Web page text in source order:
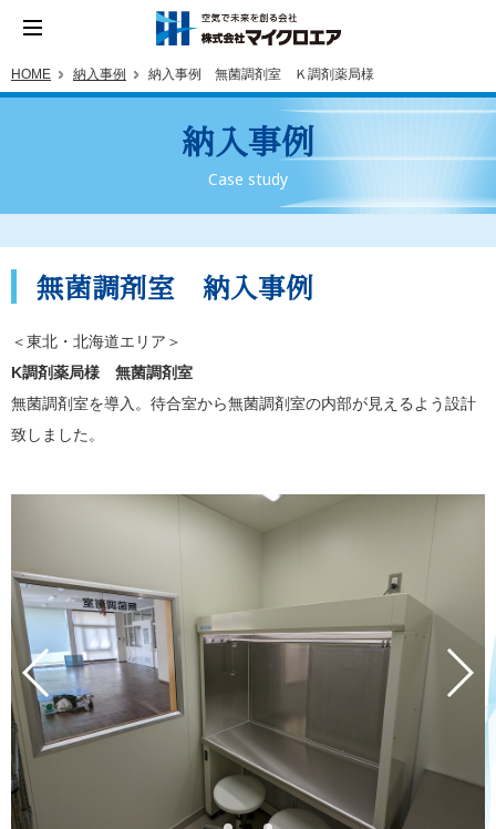
HOME 納入事例 納入事例 無菌調剤室 Ｋ調剤薬局様
納入事例
Case study
無菌調剤室 納入事例
＜東北・北海道エリア＞
K調剤薬局様 無菌調剤室
無菌調剤室を導入。待合室から無菌調剤室の内部が見えるよう設計
致しました。